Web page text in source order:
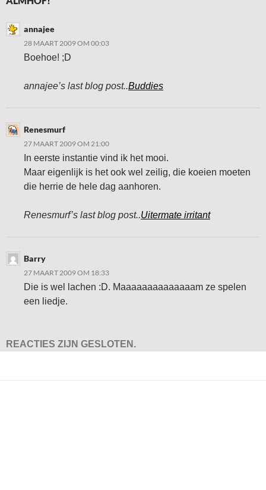
annajee
28 MAART 2009 OM 00:03
Boehoe! ;D
annajee’s last blog post..Buddies
Renesmurf
27 MAART 2009 OM 21:00
In eerste instantie vind ik het mooi.
Maar eigenlijk is het ook wel zeilig, die koeien moeten
die herrie de hele dag aanhoren.
Renesmurf’s last blog post..Uitermate irritant
Barry
27 MAART 2009 OM 18:33
Die is wel lachen :D. Maaaaaaaaaaaaaam ze spelen
een liedje.
REACTIES ZIJN GESLOTEN.